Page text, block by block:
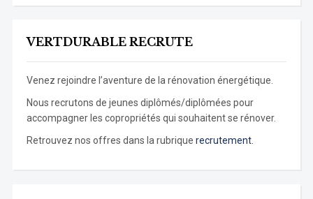
VERTDURABLE RECRUTE
Venez rejoindre l’aventure de la rénovation énergétique.
Nous recrutons de jeunes diplômés/diplômées pour
accompagner les copropriétés qui souhaitent se rénover.
Retrouvez nos offres dans la rubrique recrutement.